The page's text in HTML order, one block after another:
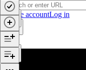
Create accountLog in